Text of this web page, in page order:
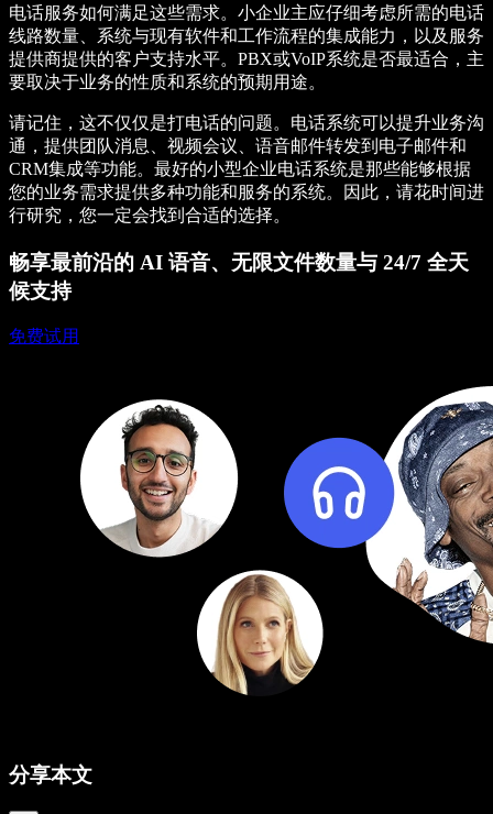
电话服务如何满足这些需求。小企业主应仔细考虑所需的电话
线路数量、系统与现有软件和工作流程的集成能力，以及服务
提供商提供的客户支持水平。PBX或VoIP系统是否最适合，主
要取决于业务的性质和系统的预期用途。
请记住，这不仅仅是打电话的问题。电话系统可以提升业务沟
通，提供团队消息、视频会议、语音邮件转发到电子邮件和
CRM集成等功能。最好的小型企业电话系统是那些能够根据
您的业务需求提供多种功能和服务的系统。因此，请花时间进
行研究，您一定会找到合适的选择。
畅享最前沿的 AI 语音、无限文件数量与 24/7 全天
候支持
免费试用
分享本文